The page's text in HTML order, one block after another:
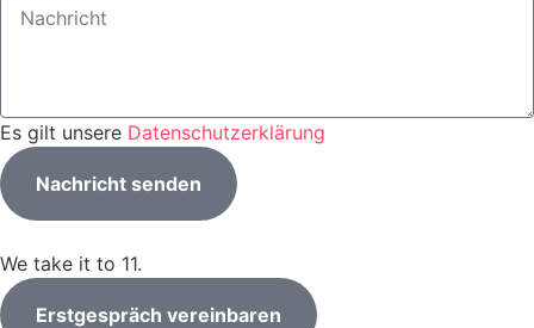
Es gilt unsere Datenschutzerklärung
Nachricht senden
We take it to 11.
Erstgespräch vereinbaren